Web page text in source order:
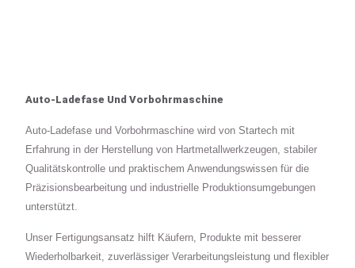
Auto-Ladefase Und Vorbohrmaschine
Auto-Ladefase und Vorbohrmaschine wird von Startech mit
Erfahrung in der Herstellung von Hartmetallwerkzeugen, stabiler
Qualitätskontrolle und praktischem Anwendungswissen für die
Präzisionsbearbeitung und industrielle Produktionsumgebungen
unterstützt.
Unser Fertigungsansatz hilft Käufern, Produkte mit besserer
Wiederholbarkeit, zuverlässiger Verarbeitungsleistung und flexibler